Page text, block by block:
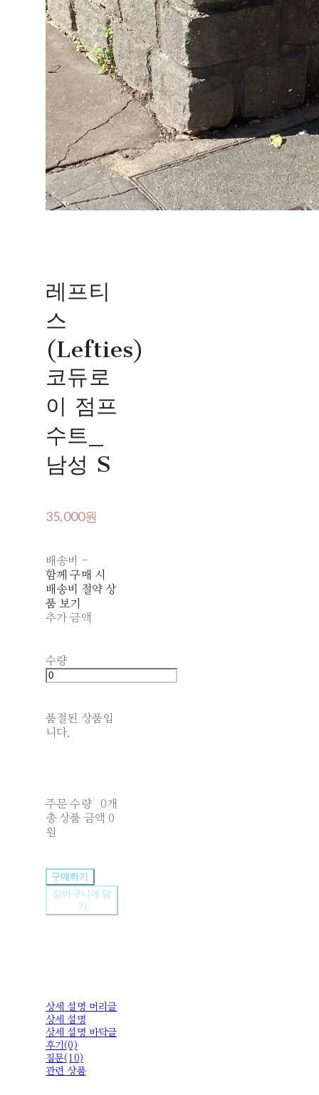
레프티
스
(Lefties)
코듀로
이 점프
수트_
남성 S
35,000원
배송비 -
함께 구매 시
배송비 절약 상
품 보기
추가 금액
수량
품절된 상품입
니다.
주문 수량
0개
총 상품 금액 0
원
구매하기
장바구니에 담
기
상세 설명 머리글
상세 설명
상세 설명 바닥글
후기(0)
질문(10)
관련 상품